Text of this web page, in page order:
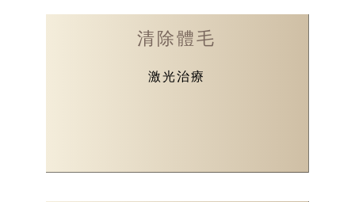
清除體毛
激光治療